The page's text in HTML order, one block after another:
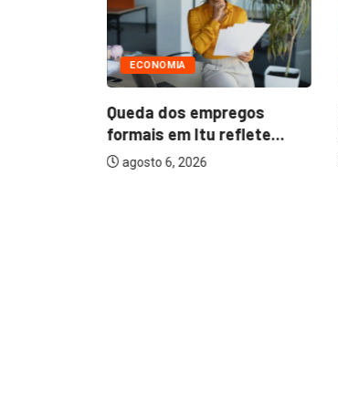
ECONOMIA
Queda dos empregos
formais em Itu reflete...
agosto 6, 2026